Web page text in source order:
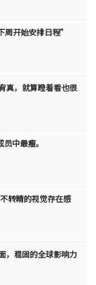
周开始安排日程”
，就算瞪着看也很
中最瘦。
转睛的视觉存在感
，稳固的全球影响力